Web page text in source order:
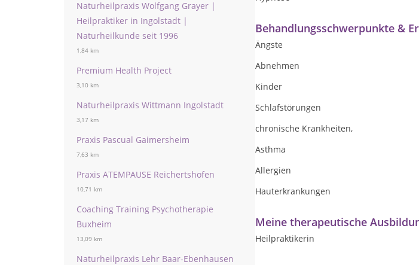
Naturheilpraxis Wolfgang Grayer |
Heilpraktiker in Ingolstadt |
Naturheilkunde seit 1996
1,84 km
Premium Health Project
3,10 km
Naturheilpraxis Wittmann Ingolstadt
3,17 km
Praxis Pascual Gaimersheim
7,63 km
Praxis ATEMPAUSE Reichertshofen
10,71 km
Coaching Training Psychotherapie
Buxheim
13,09 km
Naturheilpraxis Lehr Baar-Ebenhausen
Behandlungsschwerpunkte &
Ängste
Abnehmen
Kinder
Schlafstörungen
chronische Krankheiten,
Asthma
Allergien
Hauterkrankungen
Meine therapeutische
Heilpraktikerin